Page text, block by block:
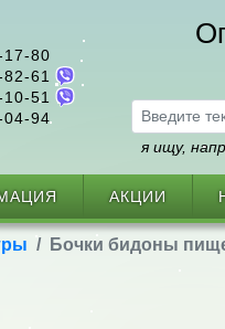
17-80
61
51
04-94
я ищу,
АКЦИИ
Бочки бидоны